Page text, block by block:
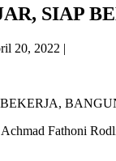
SIAP
20, 2022 |
Fathoni